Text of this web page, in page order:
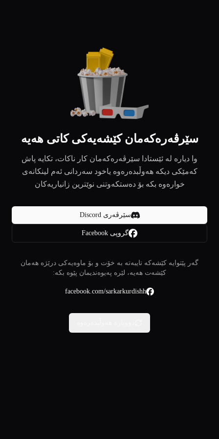
سێرڤەرەکەمان کێشەیەکی کاتی هەیە
وا دیارە لە ئێستادا سێرڤەرەکەمان کار ناکات، تکایە پاش
کەمێکی دیکە هەوڵبدەرەوە یاخود سەردانی ئەم لینکانەی
خوارەوە بکە بۆ دەستکەوتنی نوێترین زانیاریەکان
سێرڤەری Discord
گروپی Facebook
گەر پێتوایە کێشەکە تایبەتە بە خۆت و بۆ ماوەیەکی درێژە هەمان
کێشەت هەیە، لێرە پەیوەندیمان پێوە بکە:
facebook.com/sarkarkurdishh